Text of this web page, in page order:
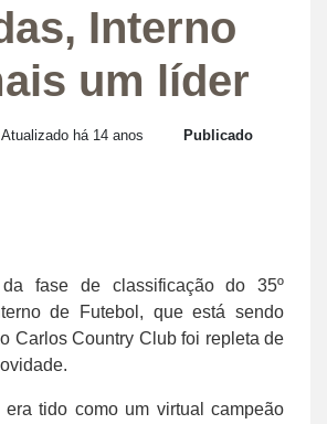
Interno
um líder
há 14 anos
Publicado
fase de classificação do 35º
de Futebol, que está sendo
Carlos Country Club foi repleta de
tido como um virtual campeão